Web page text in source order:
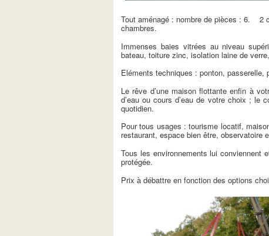
Tout aménagé : nombre de pièces : 6. 2
chambres.
Immenses baies vitrées au niveau
bateau, toiture zinc, isolation laine de
Eléments techniques : ponton,
Le rêve d’une maison flottante enfin à
d’eau ou cours d’eau de votre choix ; le
quotidien.
Pour tous usages : tourisme locatif,
restaurant, espace bien être,
Tous les environnements lui conviennent
protégée.
Prix à débattre en fonction des options